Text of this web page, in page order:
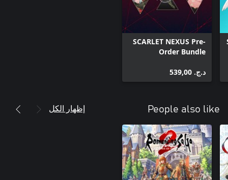
SCARLET NEXUS Pre-
Order Bundle
د.ج.‏ 539,00
People also like إظهار الكل